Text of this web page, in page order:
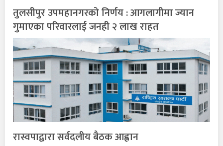
तुलसीपुर उपमहानगरको निर्णय : आगलागीमा ज्यान
गुमाएका परिवारलाई जनही २ लाख राहत
रास्वपाद्वारा सर्वदलीय बैठक आह्वान